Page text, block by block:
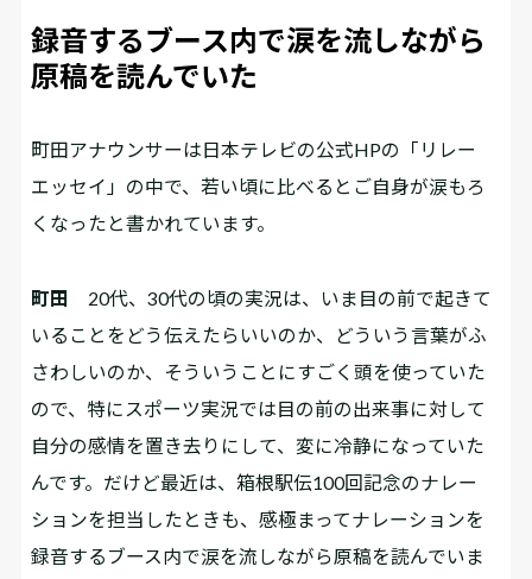
録音するブース内で涙を流しながら
原稿を読んでいた
――町田アナウンサーは日本テレビの公式HPの「リレー
エッセイ」の中で、若い頃に比べるとご自身が涙もろ
くなったと書かれています。
町田 20代、30代の頃の実況は、いま目の前で起きて
いることをどう伝えたらいいのか、どういう言葉がふ
さわしいのか、そういうことにすごく頭を使っていた
ので、特にスポーツ実況では目の前の出来事に対して
自分の感情を置き去りにして、変に冷静になっていた
んです。だけど最近は、箱根駅伝100回記念のナレー
ションを担当したときも、感極まってナレーションを
録音するブース内で涙を流しながら原稿を読んでいま